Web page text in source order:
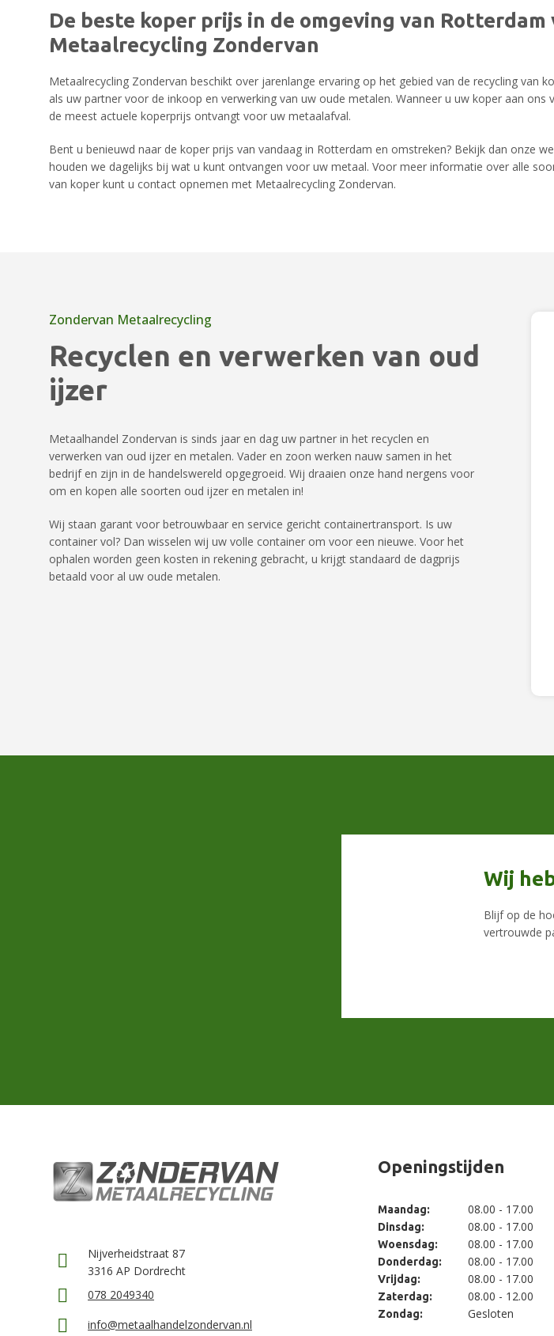
De beste koper prijs in de omgeving van
Metaalrecycling Zondervan
Metaalrecycling Zondervan beschikt over jarenlange ervaring op het gebied van de recycling van
als uw partner voor de inkoop en verwerking van uw oude metalen. Wanneer u uw koper aan
de meest actuele koperprijs ontvangt voor uw metaalafval.
Bent u benieuwd naar de koper prijs van vandaag in Rotterdam en omstreken? Bekijk dan onze
houden we dagelijks bij wat u kunt ontvangen voor uw metaal. Voor meer informatie over alle
van koper kunt u contact opnemen met Metaalrecycling Zondervan.
Zondervan Metaalrecycling
Recyclen en verwerken van oud
ijzer
Metaalhandel Zondervan is sinds jaar en dag uw partner in het recyclen en
verwerken van oud ijzer en metalen. Vader en zoon werken nauw samen in het
bedrijf en zijn in de handelswereld opgegroeid. Wij draaien onze hand nergens voor
om en kopen alle soorten oud ijzer en metalen in!
Wij staan garant voor betrouwbaar en service gericht containertransport. Is uw
container vol? Dan wisselen wij uw volle container om voor een nieuwe. Voor het
ophalen worden geen kosten in rekening gebracht, u krijgt standaard de dagprijs
betaald voor al uw oude metalen.
Wij
Blijf op de
vertrouwde
Nijverheidstraat 87
3316 AP Dordrecht
078 2049340
info@metaalhandelzondervan.nl
Openingstijden
Maandag: 08.00 - 17.00
Dinsdag: 08.00 - 17.00
Woensdag: 08.00 - 17.00
Donderdag: 08.00 - 17.00
Vrijdag: 08.00 - 17.00
Zaterdag: 08.00 - 12.00
Zondag: Gesloten